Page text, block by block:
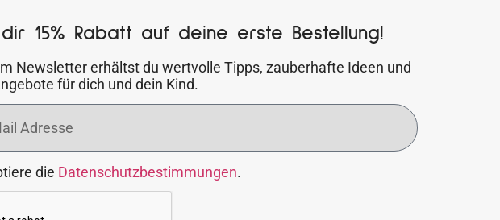
15% Rabatt auf deine erste Bestellung!
Newsletter erhältst du wertvolle Tipps, zauberhafte Ideen und
für dich und dein Kind.
die Datenschutzbestimmungen.